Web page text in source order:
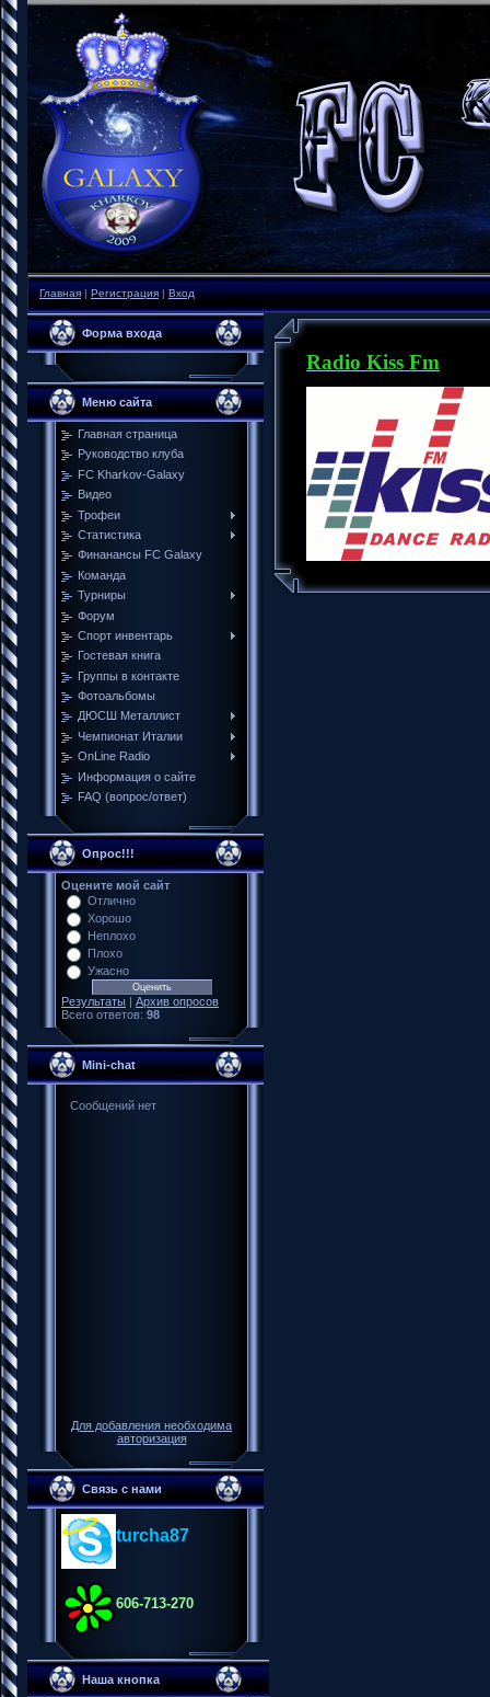
Главная|Регистрация|Вход
Форма входа
Меню сайта
Главная страница
Руководство клуба
FC Kharkov-Galaxy
Видео
Трофеи
Cтатистика
Финанансы FC Galaxy
Команда
Турниры
Форум
Спорт инвентарь
Гостевая книга
Группы в контакте
Фотоальбомы
ДЮСШ Металлист
Чемпионат Италии
ОnLine Radio
Информация о сайте
FAQ (вопрос/ответ)
Опрос!!!
Оцените мой сайт
Отлично
Хорошо
Неплохо
Плохо
Ужасно
Результаты | Архив опросов
Всего ответов: 98
Mini-chat
Для добавления необходима
авторизация
Связь с нами
turcha87
606-713-270
Наша кнопка
Radio Kiss Fm